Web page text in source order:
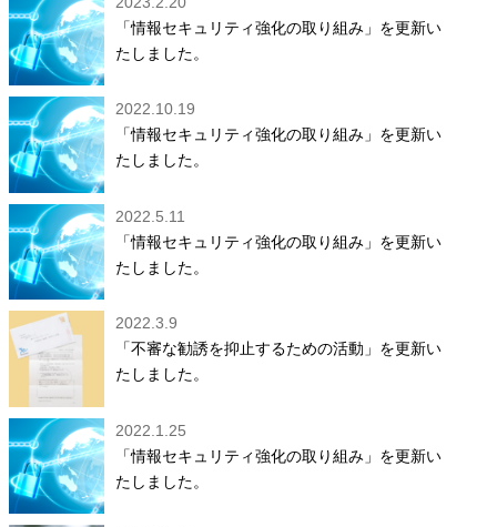
「情報セキュリティ強化の取り組み」を更新い
たしました。
2022.10.19
「情報セキュリティ強化の取り組み」を更新い
たしました。
2022.5.11
「情報セキュリティ強化の取り組み」を更新い
たしました。
2022.3.9
「不審な勧誘を抑止するための活動」を更新い
たしました。
2022.1.25
「情報セキュリティ強化の取り組み」を更新い
たしました。